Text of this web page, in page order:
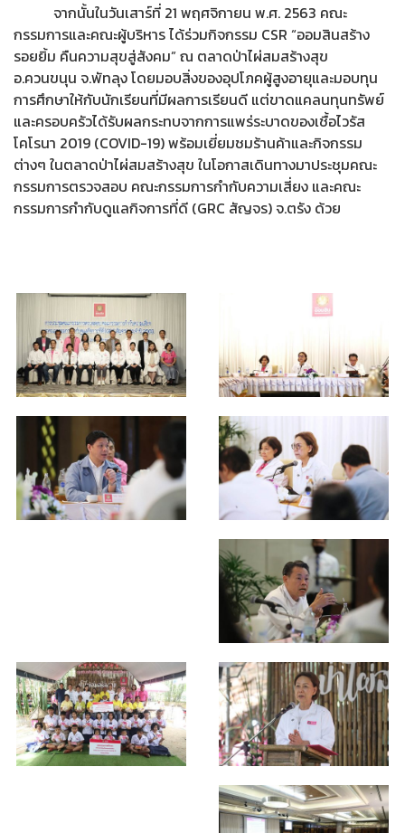
จากนั้นในวันเสาร์ที่ 21 พฤศจิกายน พ.ศ. 2563 คณะ
กรรมการและคณะผู้บริหาร ได้ร่วมกิจกรรม CSR “ออมสินสร้าง
รอยยิ้ม คืนความสุขสู่สังคม” ณ ตลาดป่าไผ่สมสร้างสุข
อ.ควนขนุน จ.พัทลุง โดยมอบสิ่งของอุปโภคผู้สูงอายุและมอบทุน
การศึกษาให้กับนักเรียนที่มีผลการเรียนดี แต่ขาดแคลนทุนทรัพย์
และครอบครัวได้รับผลกระทบจากการแพร่ระบาดของเชื้อไวรัส
โคโรนา 2019 (COVID-19) พร้อมเยี่ยมชมร้านค้าและกิจกรรม
ต่างๆ ในตลาดป่าไผ่สมสร้างสุข ในโอกาสเดินทางมาประชุมคณะ
กรรมการตรวจสอบ คณะกรรมการกำกับความเสี่ยง และคณะ
กรรมการกำกับดูแลกิจการที่ดี (GRC สัญจร) จ.ตรัง ด้วย